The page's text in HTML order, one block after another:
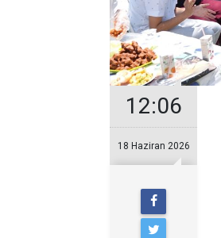
12:06
18 Haziran 2026